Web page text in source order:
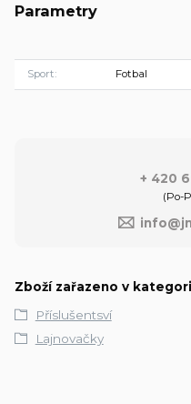
Parametry
Sport Fotbal
+ 420
(Po-
Zboží zařazeno v
Příslušentsví
Lajnovačky